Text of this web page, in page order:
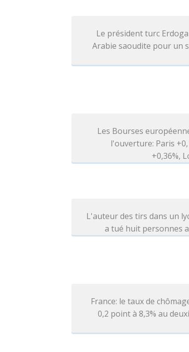
Le président turc
Arabie saoudite pour un
Les Bourses
l'ouverture: Paris
+0,36%,
L'auteur des tirs dans un
a tué huit personnes
France: le taux de
0,2 point à 8,3% au